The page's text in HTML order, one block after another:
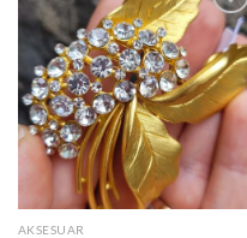
İstek
Listesine
Ekle
AKSESUAR